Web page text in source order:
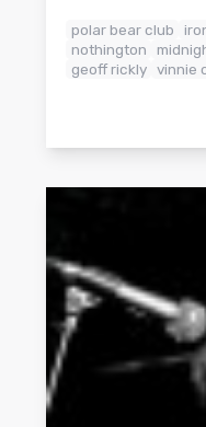
polar bear club
nothington
geoff rickly vinnie